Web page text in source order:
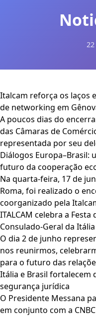
Italcam reforça os laços
de networking em
A poucos dias do
das Câmaras de
representada por seu
Diálogos Europa–Brasil:
futuro da cooperação
Na quarta-feira, 17 de
Roma, foi realizado o
coorganizado pela
ITALCAM celebra a
Consulado-Geral da
O dia 2 de junho
nos reunirmos,
para o futuro das
Itália e Brasil fortalecem
segurança jurídica
O Presidente Messana
em conjunto com a